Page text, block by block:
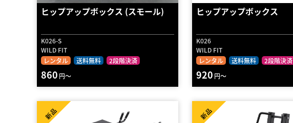
ヒップアップボックス (スモール)
K026-S
WILD FIT
レンタル
送料無料 2段階決済
860 円～
ヒップアップボックス
K026
WILD FIT
レンタル
送料無料 2段階決済
920 円～
新品 新品